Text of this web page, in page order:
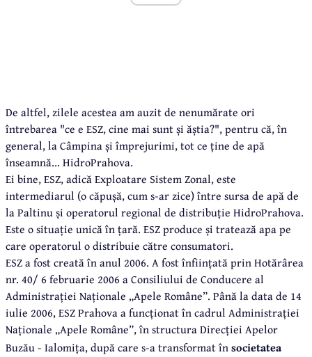
De altfel, zilele acestea am auzit de nenumărate ori
întrebarea "ce e ESZ, cine mai sunt și ăștia?", pentru că, în
general, la Câmpina și împrejurimi, tot ce ține de apă
înseamnă... HidroPrahova.
Ei bine, ESZ, adică Exploatare Sistem Zonal, este
intermediarul (o căpușă, cum s-ar zice) între sursa de apă de
la Paltinu și operatorul regional de distribuție HidroPrahova.
Este o situație unică în țară. ESZ produce și tratează apa pe
care operatorul o distribuie către consumatori.
ESZ a fost creată în anul 2006. A fost înființată prin Hotărârea
nr. 40/ 6 februarie 2006 a Consiliului de Conducere al
Administrației Naționale „Apele Române”. Până la data de 14
iulie 2006, ESZ Prahova a funcționat în cadrul Administrației
Naționale „Apele Române”, în structura Direcției Apelor
Buzău - Ialomița, după care s-a transformat însocietatea